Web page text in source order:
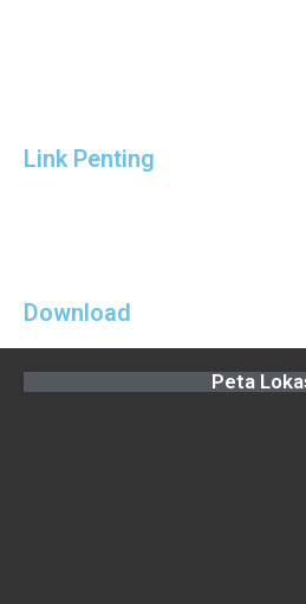
Link Penting
Download
Peta